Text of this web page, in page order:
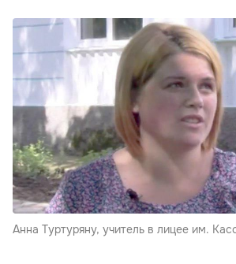
Анна Туртуряну, учитель в лицее им.